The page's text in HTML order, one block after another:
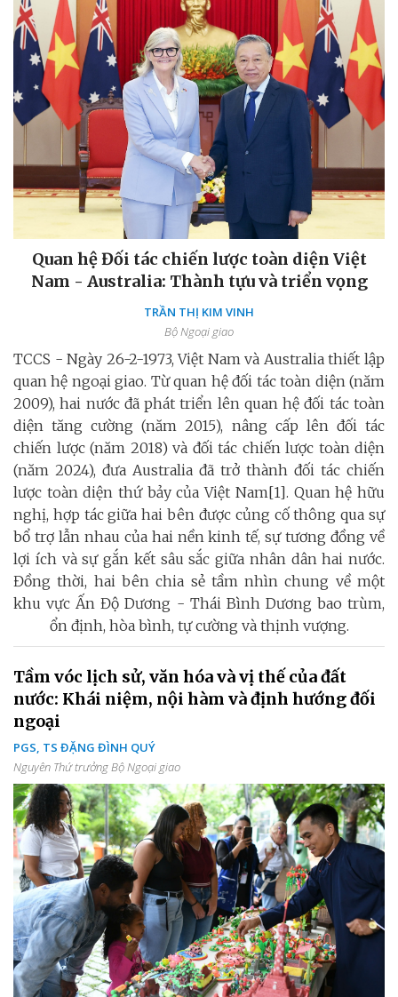
Quan hệ Đối tác chiến lược toàn diện Việt
Nam - Australia: Thành tựu và triển vọng
TRẦN THỊ KIM VINH
Bộ Ngoại giao
TCCS - Ngày 26-2-1973, Việt Nam và Australia thiết lập
quan hệ ngoại giao. Từ quan hệ đối tác toàn diện (năm
2009), hai nước đã phát triển lên quan hệ đối tác toàn
diện tăng cường (năm 2015), nâng cấp lên đối tác
chiến lược (năm 2018) và đối tác chiến lược toàn diện
(năm 2024), đưa Australia đã trở thành đối tác chiến
lược toàn diện thứ bảy của Việt Nam[1]. Quan hệ hữu
nghị, hợp tác giữa hai bên được củng cố thông qua sự
bổ trợ lẫn nhau của hai nền kinh tế, sự tương đồng về
lợi ích và sự gắn kết sâu sắc giữa nhân dân hai nước.
Đồng thời, hai bên chia sẻ tầm nhìn chung về một
khu vực Ấn Độ Dương - Thái Bình Dương bao trùm,
ổn định, hòa bình, tự cường và thịnh vượng.
Tầm vóc lịch sử, văn hóa và vị thế của đất
nước: Khái niệm, nội hàm và định hướng đối
ngoại
PGS, TS ĐẶNG ĐÌNH QUÝ
Nguyên Thứ trưởng Bộ Ngoại giao